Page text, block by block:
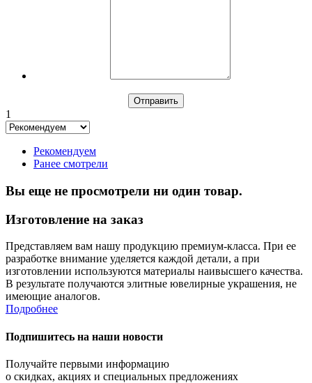
1
Рекомендуем
Ранее смотрели
Вы еще не просмотрели ни один товар.
Изготовление на заказ
Представляем вам нашу продукцию премиум-класса. При ее
разработке внимание уделяется каждой детали, а при
изготовлении используются материалы наивысшего качества.
В результате получаются элитные ювелирные украшения, не
имеющие аналогов.
Подробнее
Подпишитесь на наши новости
Получайте первыми информацию
о скидках, акциях и специальных предложениях